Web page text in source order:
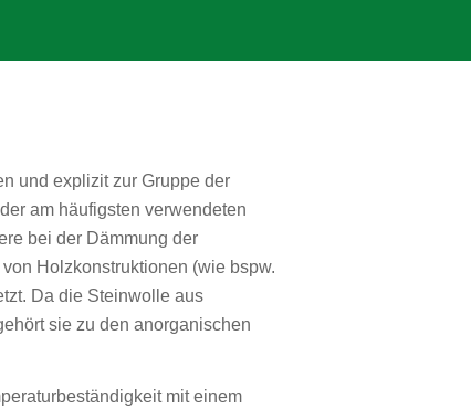
und explizit zur Gruppe der
am häufigsten verwendeten
bei der Dämmung der
Holzkonstruktionen (wie bspw.
Da die Steinwolle aus
sie zu den anorganischen
mit einem